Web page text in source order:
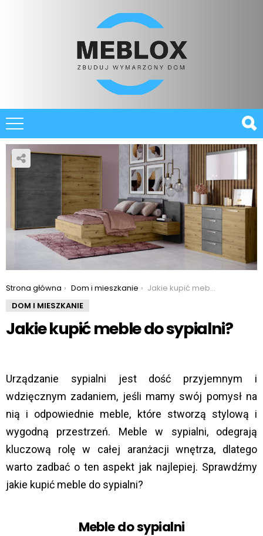
You are here:
Strona główna Dom i mieszkanie
Jakie kupić meble do sypialni?
DOM I MIESZKANIE
Jakie kupić meble do sypialni?
Urządzanie sypialni jest dość przyjemnym i
wdzięcznym zadaniem, jeśli mamy swój pomysł na
nią i odpowiednie meble, które stworzą stylową i
wygodną przestrzeń. Meble w sypialni, odegrają
kluczową rolę w całej aranżacji wnętrza, dlatego
warto zadbać o ten aspekt jak najlepiej. Sprawdźmy
jakie kupić meble do sypialni?
Meble do sypialni